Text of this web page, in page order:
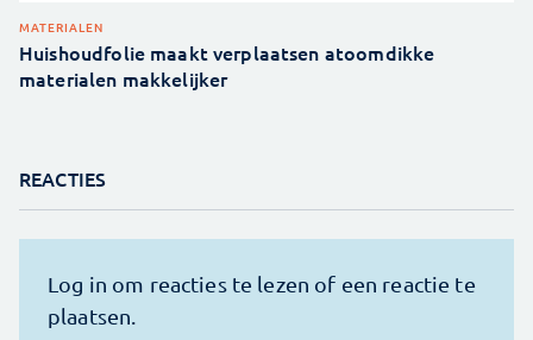
MATERIALEN
Huishoudfolie maakt verplaatsen atoomdikke
materialen makkelijker
REACTIES